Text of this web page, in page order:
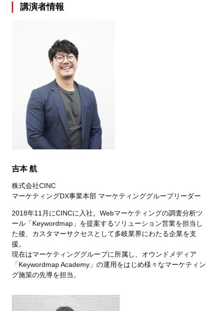
講演者情報
吉本 航
株式会社CINC
マーケティングDX事業本部 マーケティンググループリーダー
2018年11月にCINCに入社。Webマーケティングの調査分析ツ
ール「Keywordmap」を提案するソリューション営業を担当し
た後、カスタマーサクセスとして多岐業界にわたる企業を支
援。
現在はマーケティンググループに所属し、オウンドメディア
「Keywordmap Academy」の運用をはじめ様々なマーケティン
グ施策の先導を担当。